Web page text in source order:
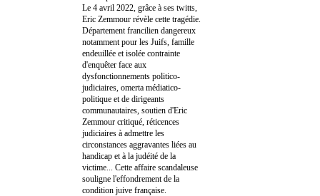
Le 4 avril 2022, grâce à ses twitts,
Eric Zemmour révèle cette tragédie.
Département francilien dangereux
notamment pour les Juifs, famille
endeuillée et isolée contrainte
d'enquêter face aux
dysfonctionnements politico-
judiciaires, omerta médiatico-
politique et de dirigeants
communautaires, soutien d'Eric
Zemmour critiqué, réticences
judiciaires à admettre les
circonstances aggravantes liées au
handicap et à la judéité de la
victime... Cette affaire scandaleuse
souligne l'effondrement de la
condition juive française.